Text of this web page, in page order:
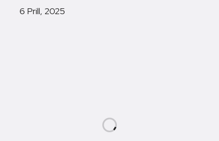
6 Prill, 2025